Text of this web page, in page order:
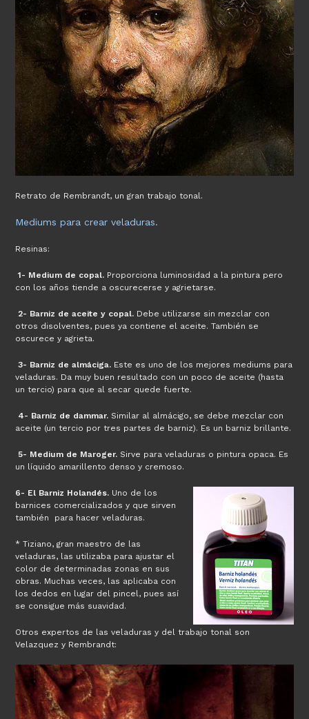
Retrato de Rembrandt, un gran trabajo tonal.
Mediums para crear veladuras.
Resinas:
1- Medium de copal. Proporciona luminosidad a la pintura pero
con los años tiende a oscurecerse y agrietarse.
2- Barniz de aceite y copal. Debe utilizarse sin mezclar con
otros disolventes, pues ya contiene el aceite. También se
oscurece y agrieta.
3- Barniz de almáciga. Este es uno de los mejores mediums para
veladuras. Da muy buen resultado con un poco de aceite (hasta
un tercio) para que al secar quede fuerte.
4- Barniz de dammar. Similar al almácigo, se debe mezclar con
aceite (un tercio por tres partes de barniz). Es un barniz brillante.
5- Medium de Maroger. Sirve para veladuras o pintura opaca. Es
un líquido amarillento denso y cremoso.
6- El Barniz Holandés. Uno de los
barnices comercializados y que sirven
también para hacer veladuras.
* Tiziano, gran maestro de las
veladuras, las utilizaba para ajustar el
color de determinadas zonas en sus
obras. Muchas veces, las aplicaba con
los dedos en lugar del pincel, pues así
se consigue más suavidad.
Otros expertos de las veladuras y del trabajo tonal son
Velazquez y Rembrandt: